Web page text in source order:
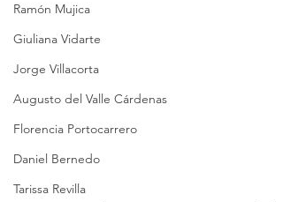
Ramón Mujica
Giuliana Vidarte
Jorge Villacorta
Augusto del Valle Cárdenas
Florencia Portocarrero
Daniel Bernedo
Tarissa Revilla